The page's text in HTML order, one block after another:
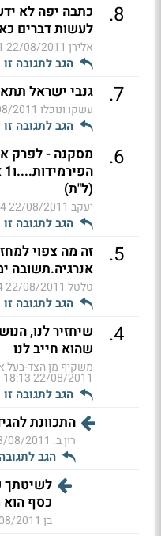
8
.
כתבה יפה לא
לעשות דברים
אלירן 22/08/2011 18:31
הגב לתגובה זו
7
. גנבי ישראל
עשקו ונוכלו 18:28
הגב לתגובה זו
6
.
מסקנה - לפרק
(ל"ת)
יעקב 22/08/2011 18:24
הגב לתגובה זו
5
.
זה מה צפוי
אנרגיה.תשובה
טלטל 22/08/2011 18:24
הגב לתגובה זו
4
.
שיחזיר לנו,
שהוא חייב לנו
משקיף מן הצד-בעל
22/08/2011 18:13
הגב לתגובה זו
התכוונת
רון ב. 2011 01:45
הגב
לשיטתך
כסף
בן 08:26